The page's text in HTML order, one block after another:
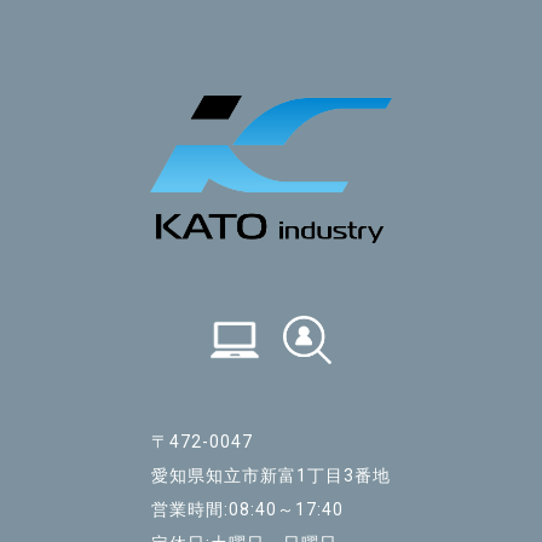
〒472-0047
愛知県知立市新富1丁目3番地
営業時間:08:40～17:40